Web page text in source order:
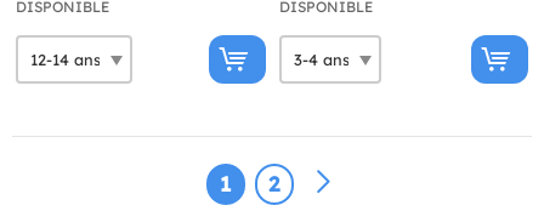
DISPONIBLE DISPONIBLE
1 2